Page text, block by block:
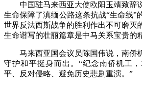
中国驻马来西亚大使欧阳玉靖致辞
生命保障了滇缅公路这条抗战“生命线”
世界反法西斯战争的胜利作出不可磨灭
生命谱写的壮丽篇章是中马关系宝贵的
马来西亚国会议员陈国伟说，南侨机
守护和平挺身而出。“纪念南侨机工
平、反对侵略、避免历史悲剧重演。”